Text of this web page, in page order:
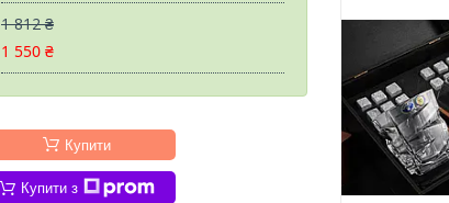
1 812 ₴
1 550 ₴
Купити
Купити з